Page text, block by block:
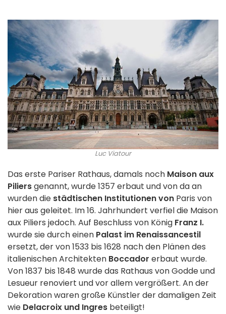
Luc Viatour
Das erste Pariser Rathaus, damals noch Maison aux
Piliersgenannt, wurde 1357 erbaut und von da an
wurden die städtischen Institutionen von Paris von
hier aus geleitet. Im 16. Jahrhundert verfiel die Maison
aux Piliers jedoch. Auf Beschluss von König Franz I.
wurde sie durch einen Palast im Renaissancestil
ersetzt, der von 1533 bis 1628 nach den Plänen des
italienischen Architekten Boccador erbaut wurde.
Von 1837 bis 1848 wurde das Rathaus von Godde und
Lesueur renoviert und vor allem vergrößert. An der
Dekoration waren große Künstler der damaligen Zeit
wie Delacroix und Ingres beteiligt!